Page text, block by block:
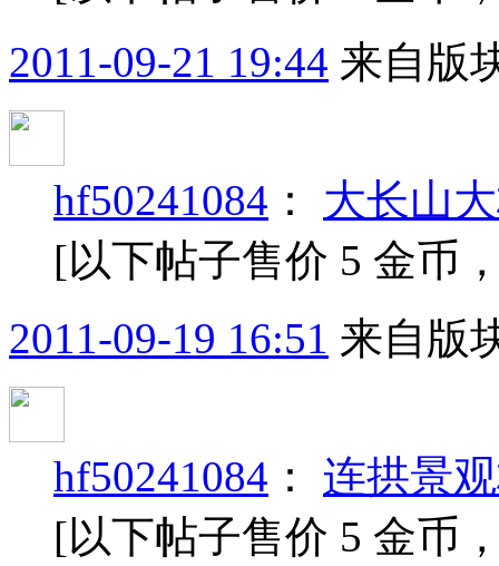
2011-09-21 19:44 来自版
hf50241084 ： 大长山
[以下帖子售价 5 金币
2011-09-19 16:51 来自版
hf50241084 ： 连拱景
[以下帖子售价 5 金币